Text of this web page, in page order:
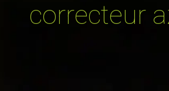
correcteur